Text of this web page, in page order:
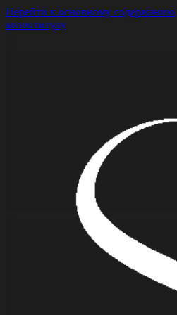
Перейти к основному содержанию
колонтитулу